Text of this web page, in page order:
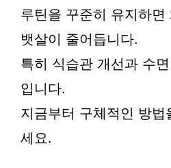
루틴을 꾸준히 유지하면
뱃살이 줄어듭니다.
특히 식습관 개선과 수
입니다.
지금부터 구체적인 방
세요.